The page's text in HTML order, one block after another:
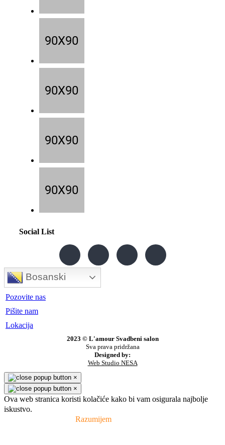
Social List
Bosanski
Pozovite nas
Pišite nam
Lokacija
2023 © L'amour Svadbeni salon
Sva prava pridržana
Designed by:
Web Studio NESA
×
×
Ova web stranica koristi kolačiće kako bi vam osigurala najbolje
iskustvo.
Razumijem